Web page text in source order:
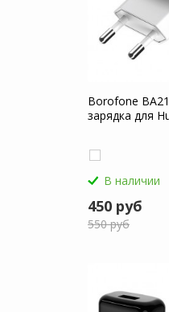
Borofone
зарядка для
В наличии
450 руб
550 руб